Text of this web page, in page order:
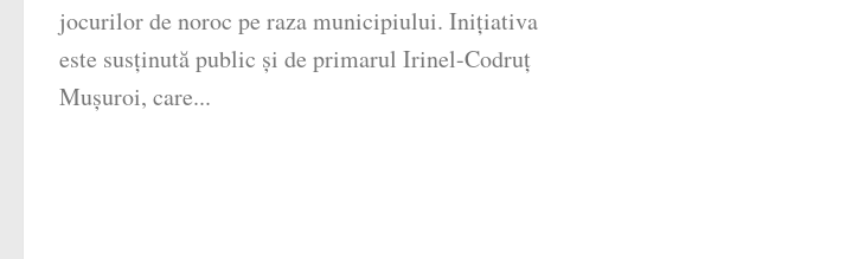
jocurilor de noroc pe raza municipiului. Inițiativa
este susținută public și de primarul Irinel-Codruț
Mușuroi, care...